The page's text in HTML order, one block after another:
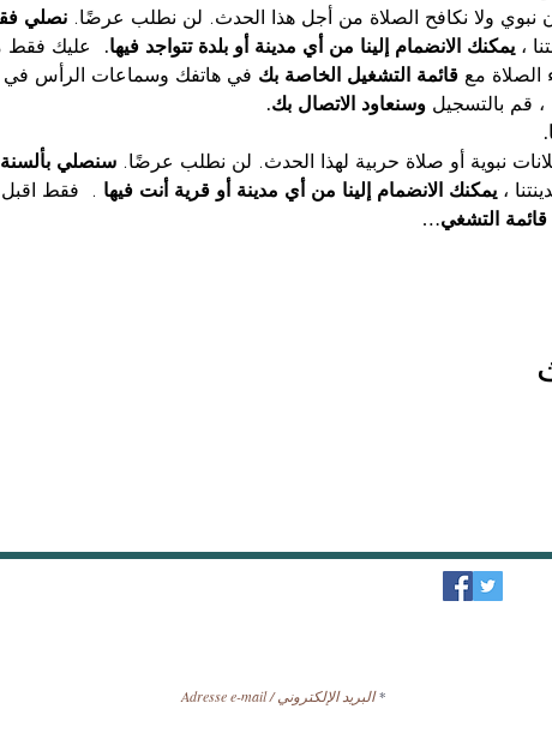
نصلي
، يمكنك الانضمام إلينا من أي مدينة أو بلدة تتواجد فيها.
عليك فقط
قائمة التشغيل الخاصة بك في هاتفك وسماعات الرأس في
، قم بالتسجيل وسنعاود الاتصال بك.
سنصلي
، يمكنك الانضمام إلينا من أي مدينة أو قرية أنت فيها .  فقط
قائمة التشغي…
Adresse e-mail / البريد الإلكتروني